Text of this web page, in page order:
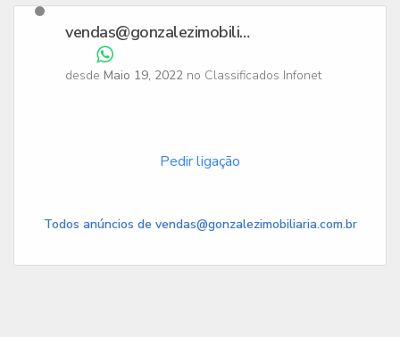
vendas@gonzalezimobiliaria.com.br
desde Maio 19, 2022 no Classificados Infonet
Pedir ligação
Todos anúncios de vendas@gonzalezimobiliaria.com.br